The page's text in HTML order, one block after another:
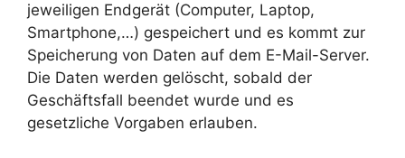
jeweiligen Endgerät (Computer, Laptop,
Smartphone,…) gespeichert und es kommt zur
Speicherung von Daten auf dem E-Mail-Server.
Die Daten werden gelöscht, sobald der
Geschäftsfall beendet wurde und es
gesetzliche Vorgaben erlauben.